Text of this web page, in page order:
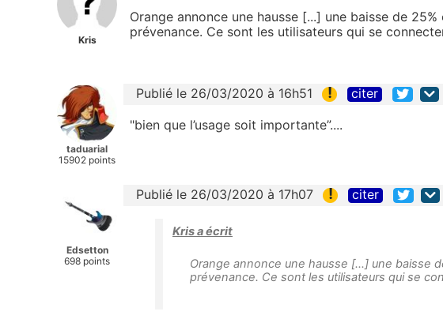
Kris
Orange annonce une hausse [...] une baisse de
prévenance. Ce sont les utilisateurs qui se
taduarial
15902 points
Publié le 26/03/2020 à 16h51 ! citer
"bien que l’usage soit importante”....
Edsetton
698 points
Publié le 26/03/2020 à 17h07 ! citer
Kris a écrit
Orange annonce une hausse [...] une baisse
prévenance. Ce sont les utilisateurs qui se